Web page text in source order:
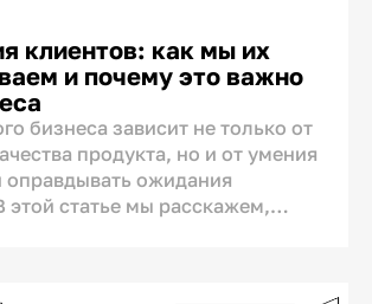
клиентов: как мы их
и почему это важно
бизнеса зависит не только от
продукта, но и от умения
оправдывать ожидания
этой статье мы расскажем,